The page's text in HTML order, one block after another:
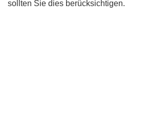
sollten Sie dies berücksichtigen.